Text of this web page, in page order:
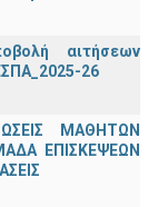
αιτήσεων
26
ΜΑΘΗΤΩΝ
ΕΠΙΣΚΕΨΕΩΝ